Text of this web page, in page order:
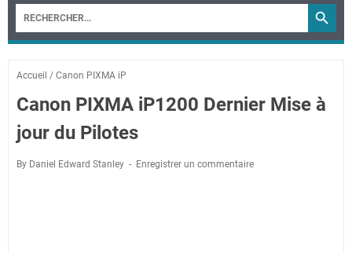
Accueil / Canon PIXMA iP
Canon PIXMA iP1200 Dernier Mise à
jour du Pilotes
By Daniel Edward Stanley Enregistrer un commentaire